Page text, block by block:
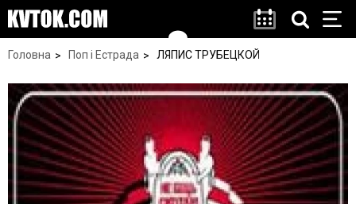
Головна Поп і Естрада ЛЯПИС ТРУБЕЦКОЙ